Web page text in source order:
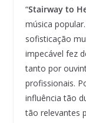
“Stairway to
música
sofisticação
impecável fez
tanto por
profissionais.
influência tão
tão relevantes